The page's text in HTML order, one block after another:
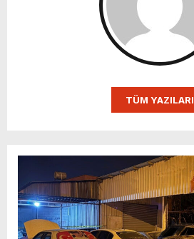
TÜM YAZILARI